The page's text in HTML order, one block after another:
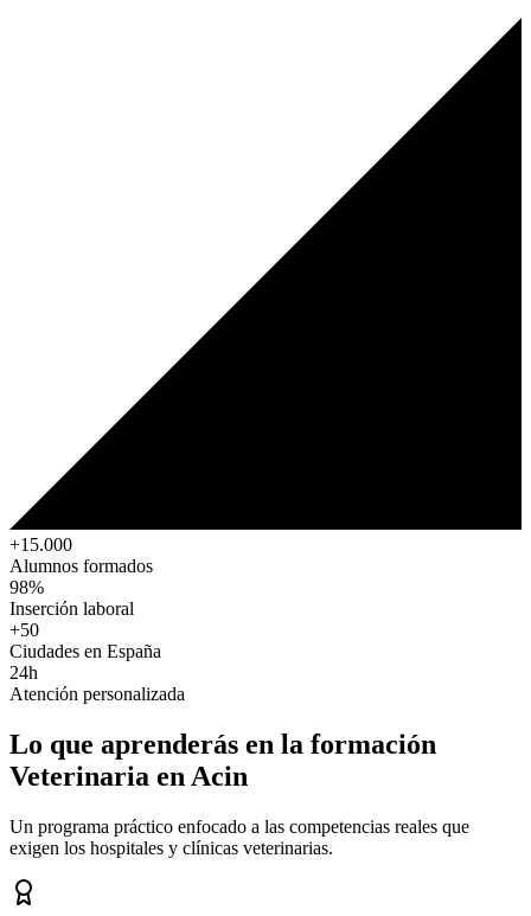
+15.000
Alumnos formados
98%
Inserción laboral
+50
Ciudades en España
24h
Atención personalizada
Lo que aprenderás en la formación
Veterinaria en Acin
Un programa práctico enfocado a las competencias reales que
exigen los hospitales y clínicas veterinarias.